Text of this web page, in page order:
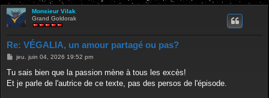
Monsieur Vilak
Grand Goldorak
Re: VÉGALIA, un amour partagé ou pas?
M
s
a
jeu. juin 04, 2026 19:52 pm
Tu sais bien que la passion mène à tous les excès!
Et je parle de l'autrice de ce texte, pas des persos de l'épisode.